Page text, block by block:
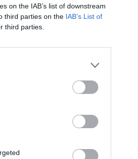
on the IAB’s list of downstream
third parties on the IAB’s List of
third parties.
október 2022